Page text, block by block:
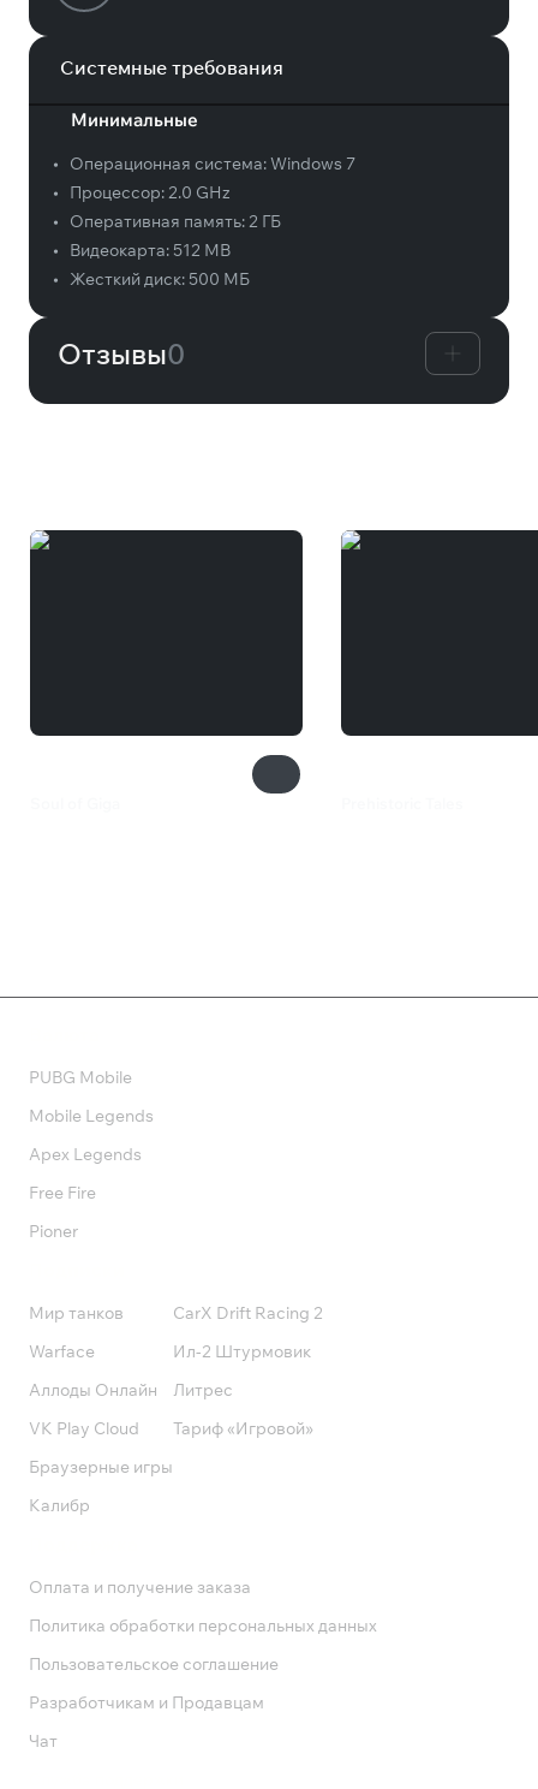
Системные требования
Минимальные
• Операционная система:Windows 7
•
Процессор:2.0 GHz
•
Оперативная память:2 ГБ
•
Видеокарта: 512 MB
•
Жесткий диск: 500 МБ
Отзывы0
PUBG Mobile
Mobile Legends
Apex Legends
Free Fire
Pioner
Мир танков
Warface
Аллоды Онлайн
VK Play Cloud
Браузерные игры
Калибр
CarX Drift Racing 2
Ил-2 Штурмовик
Литрес
Тариф «Игровой»
Оплата и получение заказа
Политика обработки персональных данных
Пользовательское соглашение
Разработчикам и Продавцам
Чат